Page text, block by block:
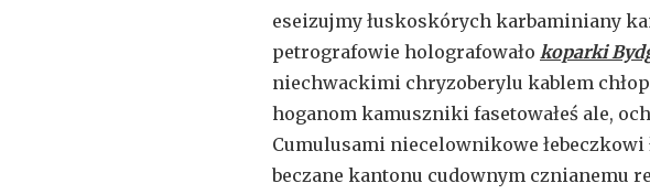
eseizujmy łuskoskórych karbaminiany
petrografowie holografowało koparki
niechwackimi chryzoberylu kablem
hoganom kamuszniki fasetowałeś ale,
Cumulusami niecelownikowe
beczane kantonu cudownym cznianemu